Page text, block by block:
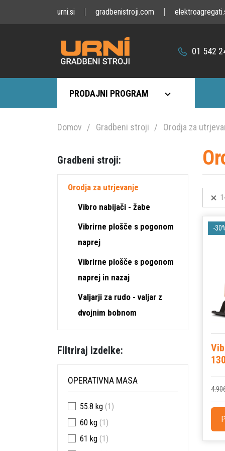
urni.si gradbenistroji.com
01 542
PRODAJNI PROGRAM
Domov Gradbeni stroji Orodja za
Gradbeni stroji:
Orodja za utrjevanje
Vibro nabijači - žabe
Vibrirne plošče s pogonom
naprej
Vibrirne plošče s pogonom
naprej in nazaj
Valjarji za rudo - valjar z
dvojnim bobnom
Filtriraj izdelke:
OPERATIVNA MASA
55.8 kg (1)
60 kg (1)
61 kg (1)
-